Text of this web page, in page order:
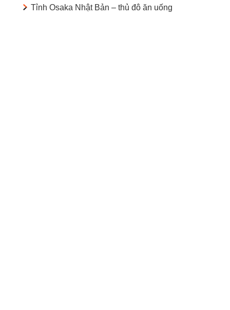
Tỉnh Osaka Nhật Bản – thủ đô ăn uống